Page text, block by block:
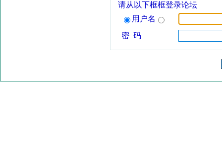
请从以下框框登录论坛
用户名
密 码